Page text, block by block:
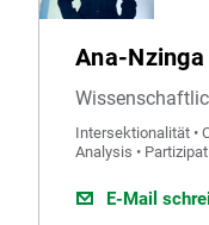
Ana-
Intersektionalität •
Analysis •
E-Mail